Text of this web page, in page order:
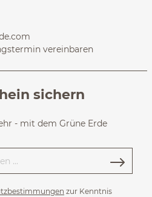
vereinbaren
sichern
- mit dem Grüne Erde
zur Kenntnis